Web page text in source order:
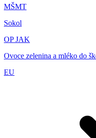
MŠMT
Sokol
OP JAK
Ovoce zelenina a mléko do
EU